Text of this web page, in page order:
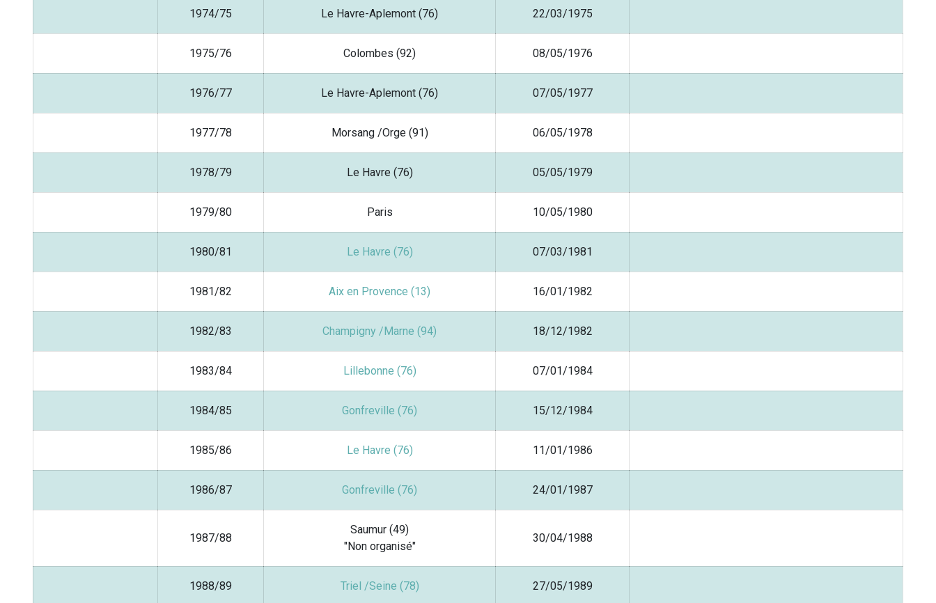
1974/75 Le Havre-Aplemont (76) 22/03/1975
1975/76 Colombes (92) 08/05/1976
1976/77 Le Havre-Aplemont (76) 07/05/1977
1977/78 Morsang /Orge (91) 06/05/1978
1978/79 Le Havre (76) 05/05/1979
1979/80 Paris 10/05/1980
1980/81 Le Havre (76) 07/03/1981
1981/82 Aix en Provence (13) 16/01/1982
1982/83 Champigny /Marne (94) 18/12/1982
1983/84 Lillebonne (76) 07/01/1984
1984/85 Gonfreville (76) 15/12/1984
1985/86 Le Havre (76) 11/01/1986
1986/87 Gonfreville (76) 24/01/1987
1987/88
Saumur (49)
"Non organisé"
30/04/1988
1988/89 Triel /Seine (78) 27/05/1989